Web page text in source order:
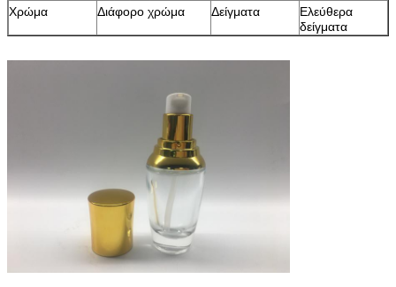
Χρώμα Διάφορο χρώμα Δείγματα
Ελεύθερα
δείγματα